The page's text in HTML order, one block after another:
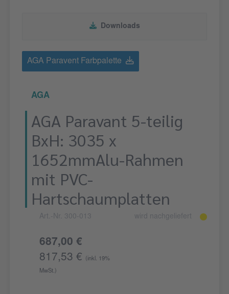
Downloads
AGA Paravent Farbpalette
AGA
AGA Paravant 5-teilig
BxH: 3035 x
1652mmAlu-Rahmen
mit PVC-
Hartschaumplatten
Art.-Nr. 300-013 wird nachgeliefert
687,00 €
817,53 €
(inkl. 19%
MwSt.)